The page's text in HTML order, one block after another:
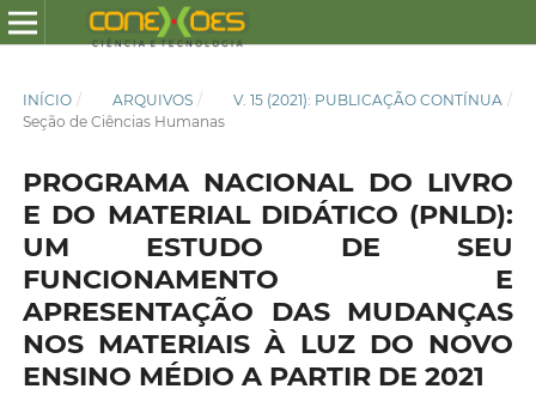
INÍCIO / ARQUIVOS / V. 15 (2021): PUBLICAÇÃO CONTÍNUA /
Seção de Ciências Humanas
PROGRAMA NACIONAL DO LIVRO
E DO MATERIAL DIDÁTICO (PNLD):
UM ESTUDO DE SEU
FUNCIONAMENTO E
APRESENTAÇÃO DAS MUDANÇAS
NOS MATERIAIS À LUZ DO NOVO
ENSINO MÉDIO A PARTIR DE 2021